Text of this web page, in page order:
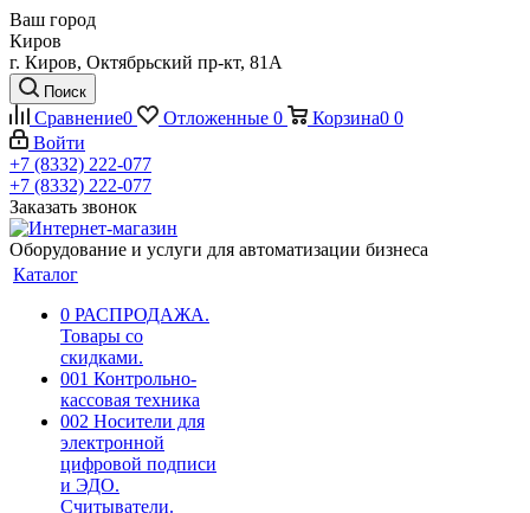
Ваш город
Киров
г. Киров, Октябрьский пр-кт, 81А
Поиск
Сравнение0 Отложенные 0 Корзина0 0
Войти
+7 (8332) 222-077
+7 (8332) 222-077
Заказать звонок
Оборудование и услуги для автоматизации бизнеса
Каталог
0 РАСПРОДАЖА.
Товары со
скидками.
001 Контрольно-
кассовая техника
002 Носители для
электронной
цифровой подписи
и ЭДО.
Считыватели.